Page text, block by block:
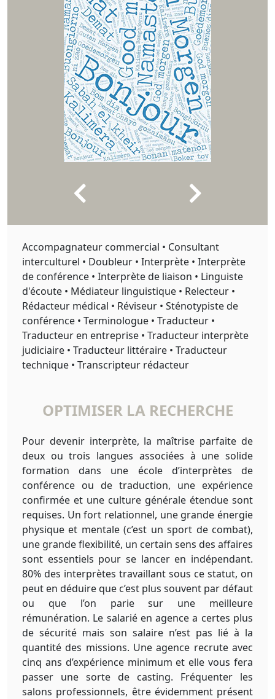
Accompagnateur commercial • Consultant
interculturel • Doubleur • Interprète • Interprète
de conférence • Interprète de liaison • Linguiste
d'écoute • Médiateur linguistique • Relecteur •
Rédacteur médical • Réviseur • Sténotypiste de
conférence • Terminologue • Traducteur •
Traducteur en entreprise • Traducteur interprète
judiciaire • Traducteur littéraire • Traducteur
technique • Transcripteur rédacteur
OPTIMISER LA RECHERCHE
Pour devenir interprète, la maîtrise parfaite de
deux ou trois langues associées à une solide
formation dans une école d’interprètes de
conférence ou de traduction, une expérience
confirmée et une culture générale étendue sont
requises. Un fort relationnel, une grande énergie
physique et mentale (c’est un sport de combat),
une grande flexibilité, un certain sens des affaires
sont essentiels pour se lancer en indépendant.
80% des interprètes travaillant sous ce statut, on
peut en déduire que c’est plus souvent par défaut
ou que l’on parie sur une meilleure
rémunération. Le salarié en agence a certes plus
de sécurité mais son salaire n’est pas lié à la
quantité des missions. Une agence recrute avec
cinq ans d’expérience minimum et elle vous fera
passer une sorte de casting. Fréquenter les
salons professionnels, être évidemment présent